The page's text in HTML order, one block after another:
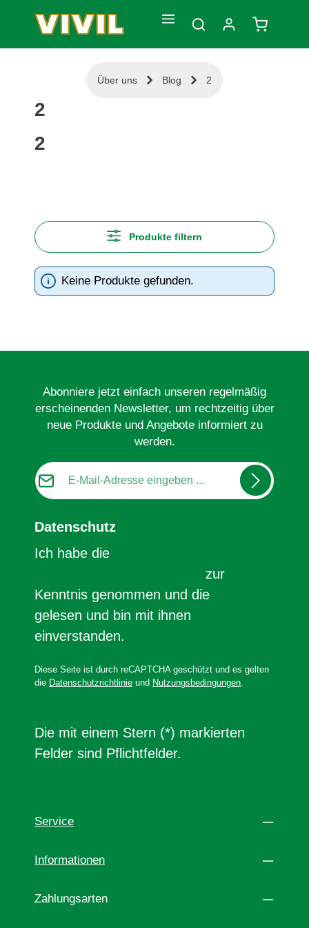
Zum Hauptinhalt springen
Über uns Blog 2
2
2
Produkte filtern
Keine Produkte gefunden.
Abonniere jetzt einfach unseren regelmäßig
erscheinenden Newsletter, um rechtzeitig über
neue Produkte und Angebote informiert zu
werden.
E-Mail-Adresse*
Datenschutz
Ich habe die
zur
Kenntnis genommen und die
gelesen und bin mit ihnen
einverstanden.
Diese Seite ist durch reCAPTCHA geschützt und es gelten
die Datenschutzrichtlinie und Nutzungsbedingungen.
Die mit einem Stern (*) markierten
Felder sind Pflichtfelder.
Service
Informationen
Zahlungsarten